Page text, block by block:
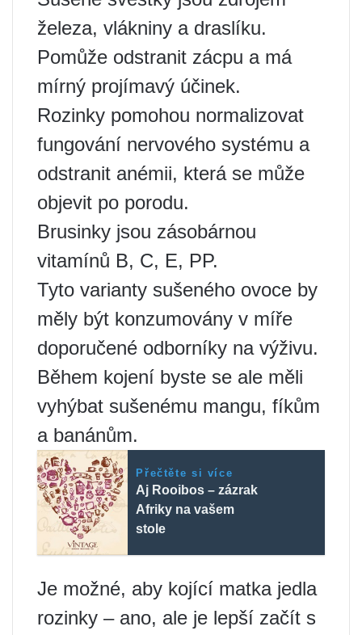
železa, vlákniny a draslíku.
Pomůže odstranit zácpu a má
mírný projímavý účinek.
Rozinky pomohou normalizovat
fungování nervového systému a
odstranit anémii, která se může
objevit po porodu.
Brusinky jsou zásobárnou
vitamínů B, C, E, PP.
Tyto varianty sušeného ovoce by
měly být konzumovány v míře
doporučené odborníky na výživu.
Během kojení byste se ale měli
vyhýbat sušenému mangu, fíkům
a banánům.
Přečtěte si více
Aj Rooibos – zázrak
Afriky na vašem
stole
Je možné, aby kojící matka jedla
rozinky – ano, ale je lepší začít s